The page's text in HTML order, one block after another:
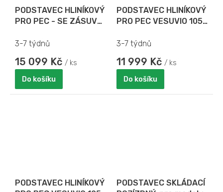
PODSTAVEC HLINÍKOVÝ
PRO PEC - SE ZÁSUVY
VESUVIO 70 x 70
3-7 týdnů
15 099 Kč / ks
Do košíku
PODSTAVEC HLINÍKOVÝ
PRO PEC VESUVIO 105
3-7 týdnů
11 999 Kč / ks
Do košíku
PODSTAVEC HLINÍKOVÝ
PODSTAVEC SKLÁDACÍ